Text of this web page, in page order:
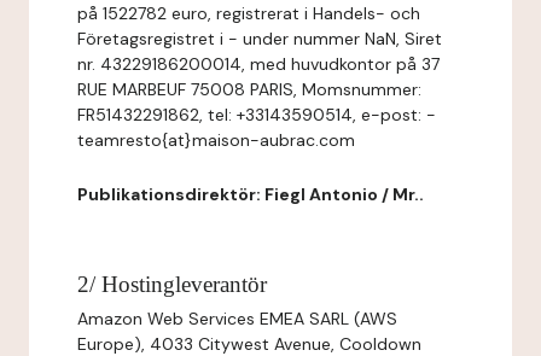
på 1522782 euro, registrerat i Handels- och
Företagsregistret i - under nummer NaN, Siret
nr. 43229186200014, med huvudkontor på 37
RUE MARBEUF 75008 PARIS, Momsnummer:
FR51432291862, tel: +33143590514, e-post: -
teamresto{at}maison-aubrac.com
Publikationsdirektör: Fiegl Antonio / Mr..
2/ Hostingleverantör
Amazon Web Services EMEA SARL (AWS
Europe), 4033 Citywest Avenue, Cooldown